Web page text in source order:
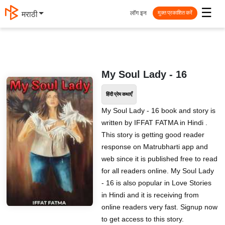
मराठी ☰
लॉग इन मुक्त प्रकाशित करें
My Soul Lady - 16
हिंदी प्रेम कथाएँ
My Soul Lady - 16 book and story is
written by IFFAT FATMA in Hindi .
This story is getting good reader
response on Matrubharti app and
web since it is published free to read
for all readers online. My Soul Lady
- 16 is also popular in Love Stories
in Hindi and it is receiving from
online readers very fast. Signup now
to get access to this story.